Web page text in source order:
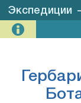
Экспедиции